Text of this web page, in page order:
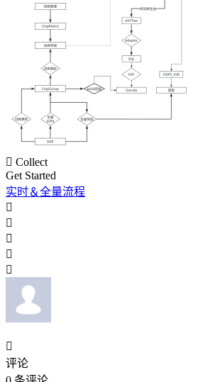
 Collect
Get Started
实时＆全量流程






评论